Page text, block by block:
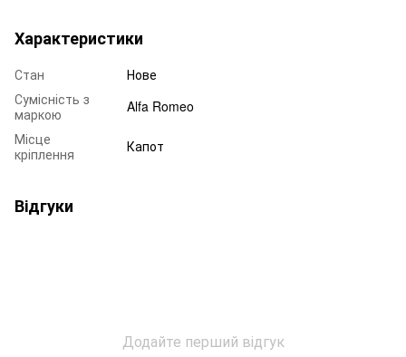
Характеристики
Стан
Нове
Сумісність з
маркою
Alfa Romeo
Місце
кріплення
Капот
Відгуки
Додайте перший відгук